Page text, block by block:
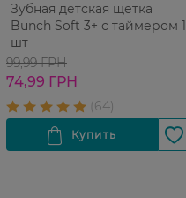
Зубная детская щетка
Bunch Soft 3+ с таймером 1
шт
99,99 ГРН
74,99 ГРН